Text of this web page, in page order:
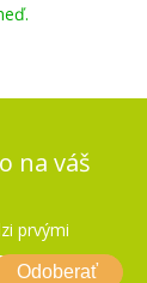
na váš
prvými
Odoberať